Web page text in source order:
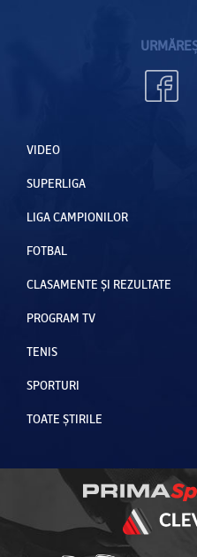
VIDEO
SUPERLIGA
LIGA CAMPIONILOR
FOTBAL
CLASAMENTE ȘI REZULTATE
PROGRAM TV
TENIS
SPORTURI
TOATE ȘTIRILE